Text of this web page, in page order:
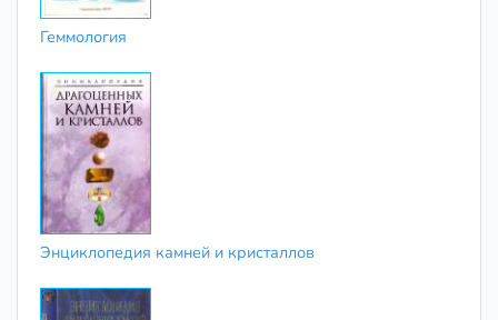
Геммология
Энциклопедия камней и кристаллов